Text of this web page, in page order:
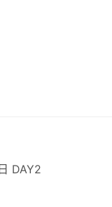
DAY2